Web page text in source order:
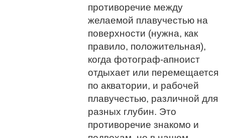
противоречие между
желаемой плавучестью на
поверхности (нужна, как
правило, положительная),
когда фотограф-апноист
отдыхает или перемещается
по акватории, и рабочей
плавучестью, различной для
разных глубин. Это
противоречие знакомо и